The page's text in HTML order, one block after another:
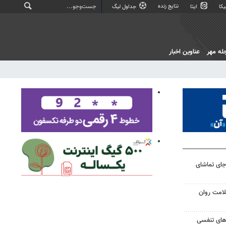
ایتا نتایج زنده جداول لیگ
مهر عناوین اخبار
تماشای
روان
تنفسی